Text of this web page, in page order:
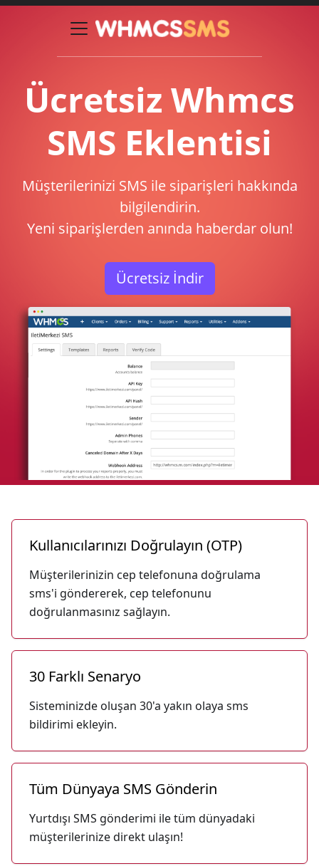
Ücretsiz Whmcs
SMS Eklentisi
Müşterilerinizi SMS ile siparişleri hakkında
bilgilendirin.
Yeni siparişlerden anında haberdar olun!
Ücretsiz İndir
Kullanıcılarınızı Doğrulayın (OTP)
Müşterilerinizin cep telefonuna doğrulama
sms'i göndererek, cep telefonunu
doğrulanmasınız sağlayın.
30 Farklı Senaryo
Sisteminizde oluşan 30'a yakın olaya sms
bildirimi ekleyin.
Tüm Dünyaya SMS Gönderin
Yurtdışı SMS gönderimi ile tüm dünyadaki
müşterilerinize direkt ulaşın!